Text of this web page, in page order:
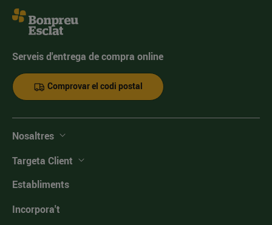
Serveis d'entrega de compra online
Comprovar el codi postal
Nosaltres
Targeta Client
Establiments
Incorpora't